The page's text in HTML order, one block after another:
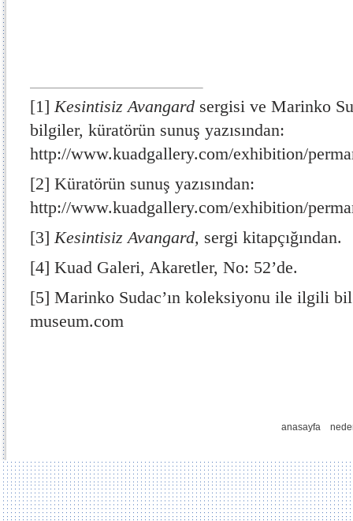
[1] Kesintisiz Avangard sergisi ve Marinko
bilgiler, küratörün sunuş yazısından:
http://www.kuadgallery.com/exhibition/
[2] Küratörün sunuş yazısından:
http://www.kuadgallery.com/exhibition/
[3] Kesintisiz Avangard, sergi kitapçığından.
[4] Kuad Galeri, Akaretler, No: 52’de.
[5] Marinko Sudac’ın koleksiyonu ile ilgili
museum.com
anasayfa